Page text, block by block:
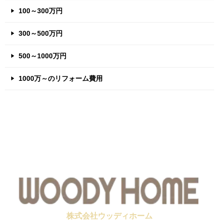
100～300万円
300～500万円
500～1000万円
1000万～のリフォーム費用
株式会社ウッディホーム